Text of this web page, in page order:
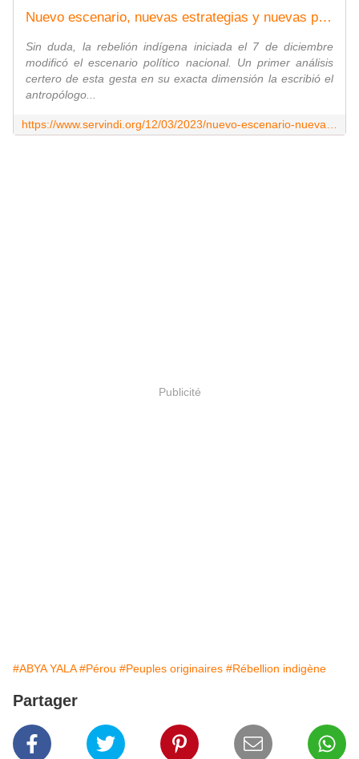
Nuevo escenario, nuevas estrategias y nuevas perspectivas
Sin duda, la rebelión indígena iniciada el 7 de diciembre
modificó el escenario político nacional. Un primer análisis
certero de esta gesta en su exacta dimensión la escribió el
antropólogo...
Publicité
#ABYA YALA #Pérou #Peuples originaires #Rébellion indigène
Partager